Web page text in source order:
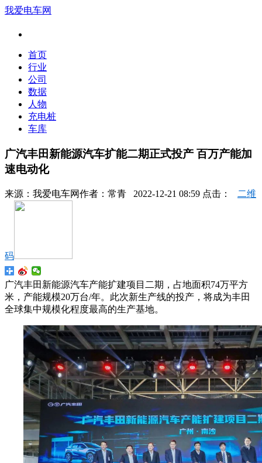
我爱电车网
首页
行业
公司
数据
人物
充电桩
车库
广汽丰田新能源汽车扩能二期正式投产 百万产能加
速电动化
来源： 我爱电车网作者： 常青 2022-12-21 08:59 点击： 二维
码
广汽丰田新能源汽车产能扩建项目二期，占地面积74万平方
米，产能规模20万台/年。此次新生产线的投产，将成为丰田
全球集中规模化程度最高的生产基地。